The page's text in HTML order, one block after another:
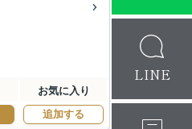
LINE
お気に入り
追加する